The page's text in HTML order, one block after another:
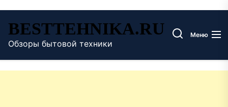
содержимому
BESTTEHNIKA.RU
Обзоры бытовой техники
Меню